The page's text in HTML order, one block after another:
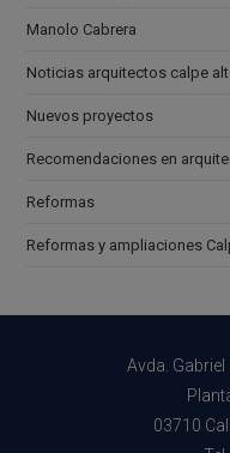
Manolo Cabrera
Noticias arquitectos calpe
Nuevos proyectos
Recomendaciones en
Reformas
Reformas y ampliaciones
Avda.
03710